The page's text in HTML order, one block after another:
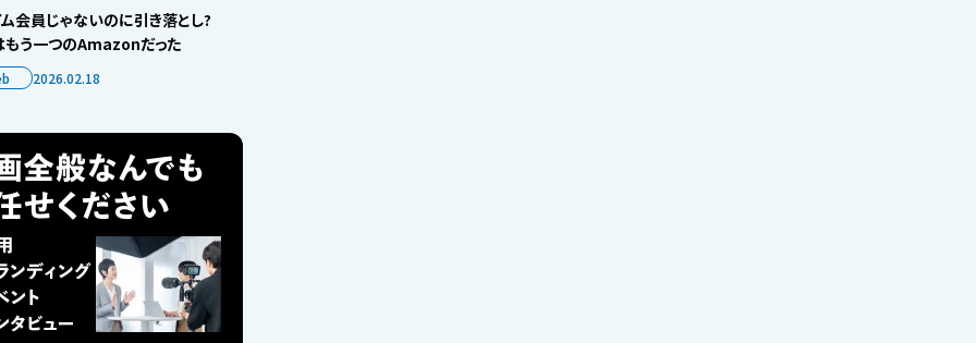
会員じゃないのに引き落とし?
う一つのAmazonだった
2026.02.18